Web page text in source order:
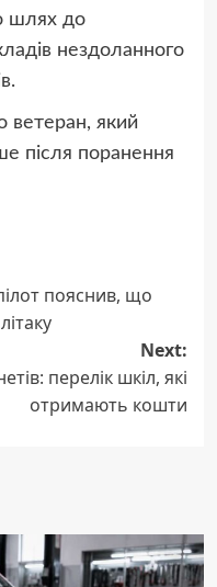
шлях до
нездоланного
ветеран, який
після поранення
пояснив, що
Next:
перелік шкіл, які
отримають кошти